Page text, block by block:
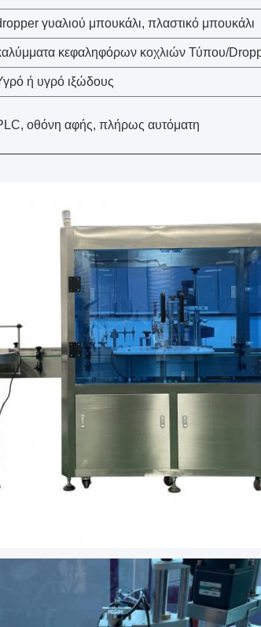
γυαλιού μπουκάλι, πλαστικό μπουκάλι
κεφαληφόρων κοχλιών Τύπου/
ή υγρό ιξώδους
οθόνη αφής, πλήρως αυτόματη